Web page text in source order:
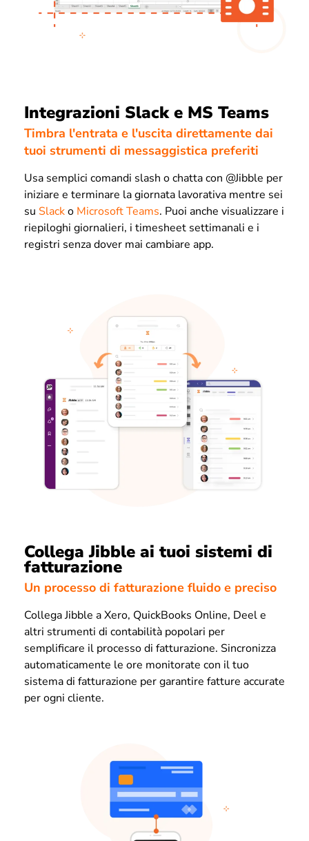
Integrazioni Slack e MS Teams
Timbra l'entrata e l'uscita direttamente dai
tuoi strumenti di messaggistica preferiti
Usa semplici comandi slash o chatta con @Jibble per
iniziare e terminare la giornata lavorativa mentre sei
su Slacko Microsoft Teams. Puoi anche visualizzare i
riepiloghi giornalieri, i timesheet settimanali e i
registri senza dover mai cambiare app.
Collega Jibble ai tuoi sistemi di
fatturazione
Un processo di fatturazione fluido e preciso
Collega Jibble a Xero, QuickBooks Online, Deel e
altri strumenti di contabilità popolari per
semplificare il processo di fatturazione. Sincronizza
automaticamente le ore monitorate con il tuo
sistema di fatturazione per garantire fatture accurate
per ogni cliente.